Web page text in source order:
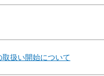
扱い開始について